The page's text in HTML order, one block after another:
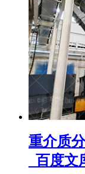
重介质
_百度文